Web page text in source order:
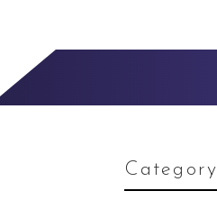
Category